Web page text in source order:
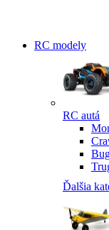
RC modely
RC autá
Ďalšia